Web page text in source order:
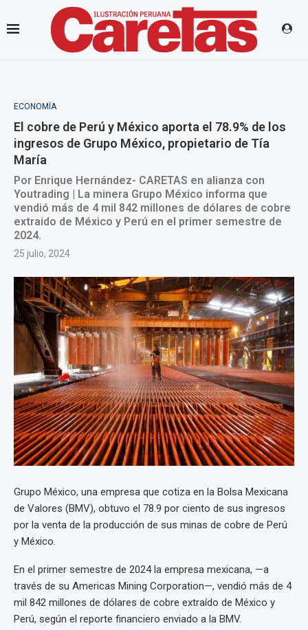
ECONOMÍA
El cobre de Perú y México aporta el 78.9% de los
ingresos de Grupo México, propietario de Tía
María
Por Enrique Hernández- CARETAS en alianza con
Youtrading | La minera Grupo México informa que
vendió más de 4 mil 842 millones de dólares de cobre
extraido de México y Perú en el primer semestre de
2024.
25 julio, 2024
Grupo México, una empresa que cotiza en la Bolsa Mexicana
de Valores (BMV), obtuvo el 78.9 por ciento de sus ingresos
por la venta de la producción de sus minas de cobre de Perú
y México.
En el primer semestre de 2024 la empresa mexicana, —a
través de su Americas Mining Corporation—, vendió más de 4
mil 842 millones de dólares de cobre extraído de México y
Perú, según el reporte financiero enviado a la BMV.